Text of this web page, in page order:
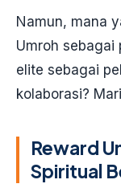
Namun, mana
Umroh sebagai
elite sebagai
kolaborasi?
Reward
Spiritual